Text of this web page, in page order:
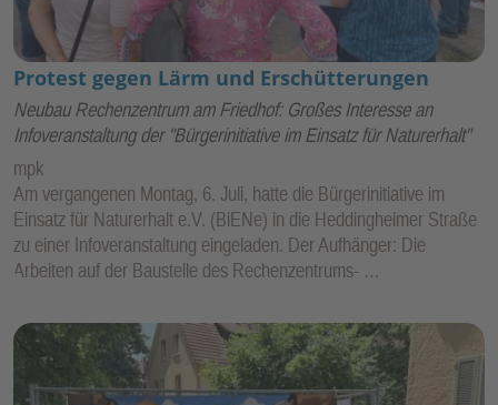
Protest gegen Lärm und Erschütterungen
Neubau Rechenzentrum am Friedhof: Großes Interesse an
Infoveranstaltung der "Bürgerinitiative im Einsatz für Naturerhalt"
mpk
Am vergangenen Montag, 6. Juli, hatte die Bürgerinitiative im
Einsatz für Naturerhalt e.V. (BiENe) in die Heddingheimer Straße
zu einer Infoveranstaltung eingeladen. Der Aufhänger: Die
Arbeiten auf der Baustelle des Rechenzentrums- …